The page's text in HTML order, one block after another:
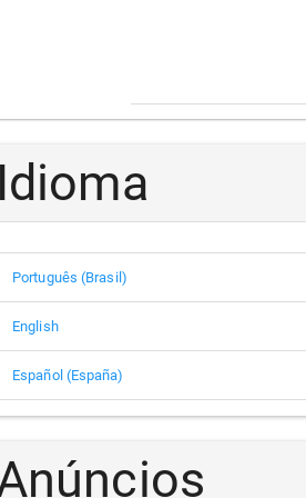
Idioma
Português (Brasil)
English
Español (España)